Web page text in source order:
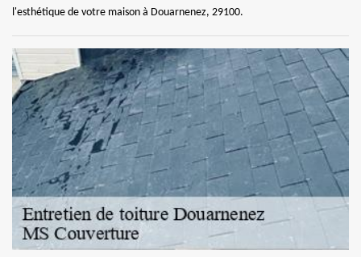
l'esthétique de votre maison à Douarnenez, 29100.